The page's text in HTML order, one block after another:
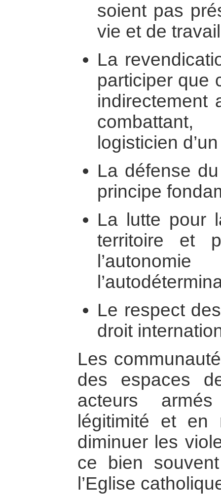
soient pas
vie et de
La
participer que
indirectement
logisticien
La défense
principe
La lutte pour
territoire et
Le respect
droit
Les
des espaces
acteurs
légitimité et
diminuer les
ce bien
l’Eglise